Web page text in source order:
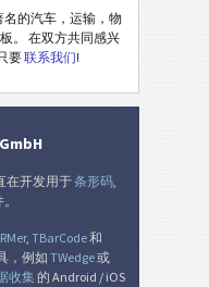
名的汽车，运输，物
。 在双方共同感兴
要联系我们!
在开发用于条形码,
, TBarCode和
，例如 TWedge或
收集的 Android / iOS